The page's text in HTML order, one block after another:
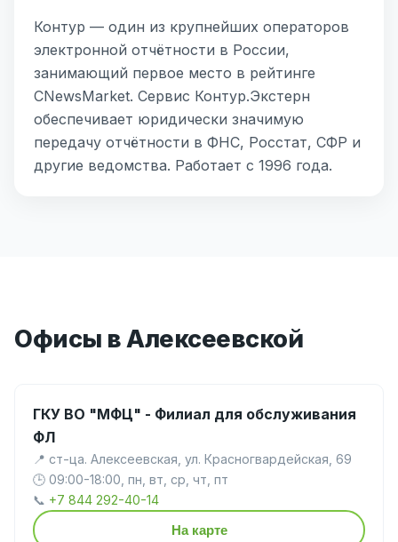
Контур — один из крупнейших операторов
электронной отчётности в России,
занимающий первое место в рейтинге
CNewsMarket. Сервис Контур.Экстерн
обеспечивает юридически значимую
передачу отчётности в ФНС, Росстат, СФР и
другие ведомства. Работает с 1996 года.
Офисы в Алексеевской
ГКУ ВО "МФЦ" - Филиал для обслуживания
ФЛ
📍 ст-ца. Алексеевская, ул. Красногвардейская, 69
🕒 09:00-18:00, пн, вт, ср, чт, пт
📞 +7 844 292-40-14
На карте